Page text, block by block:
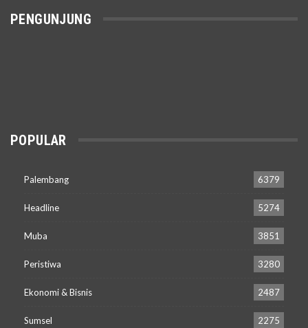
PENGUNJUNG
POPULAR
Palembang 6379
Headline 5274
Muba 3851
Peristiwa 3280
Ekonomi & Bisnis 2487
Sumsel 2275